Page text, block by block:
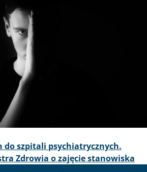
szpitali psychiatrycznych.
Zdrowia o zajęcie stanowiska